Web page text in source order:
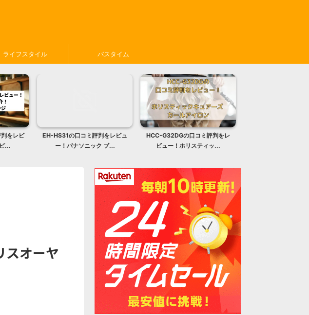
ライフスタイル バスタイム
をレビ
...
EH-HS31の口コミ評判をレビュ
ー！パナソニック ブ...
HCC-G32DGの口コミ評判をレ
ビュー！ホリスティッ...
スオーヤ